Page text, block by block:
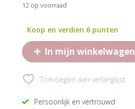
12 op voorraad
Koop en verdien 6 punten
+ In mijn winkelwagen
Toevoegen aan verlanglijst
Persoonlijk en vertrouwd